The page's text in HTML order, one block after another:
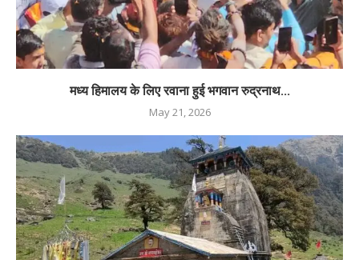
मध्य हिमालय के लिए रवाना हुई भगवान रुद्रनाथ...
May 21, 2026